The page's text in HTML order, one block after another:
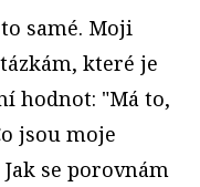
samé. Moji
které je
hodnot: "Má to,
jsou moje
se porovnám